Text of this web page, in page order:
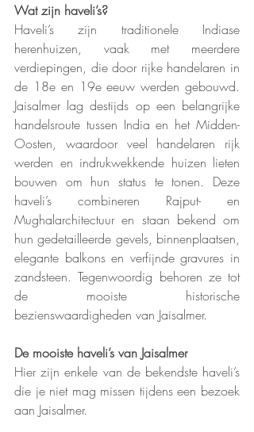
Wat zijn haveli’s?
Haveli’s zijn traditionele Indiase
herenhuizen, vaak met meerdere
verdiepingen, die door rijke handelaren in
de 18e en 19e eeuw werden gebouwd.
Jaisalmer lag destijds op een belangrijke
handelsroute tussen India en het Midden-
Oosten, waardoor veel handelaren rijk
werden en indrukwekkende huizen lieten
bouwen om hun status te tonen. Deze
haveli’s combineren Rajput- en
Mughalarchitectuur en staan bekend om
hun gedetailleerde gevels, binnenplaatsen,
elegante balkons en verfijnde gravures in
zandsteen. Tegenwoordig behoren ze tot
de mooiste historische
bezienswaardigheden van Jaisalmer.
De mooiste haveli’s van Jaisalmer
Hier zijn enkele van de bekendste haveli’s
die je niet mag missen tijdens een bezoek
aan Jaisalmer.